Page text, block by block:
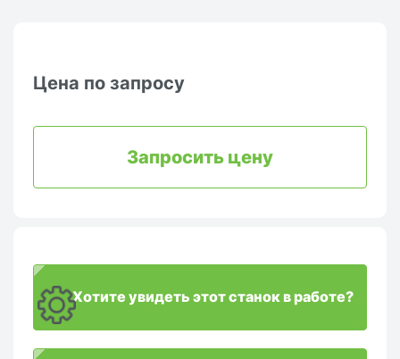
Цена по запросу
Запросить цену
Хотите увидеть этот станок в работе?